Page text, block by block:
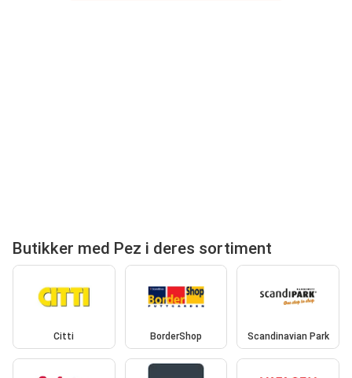
Butikker med Pez i deres sortiment
Citti BorderShop Scandinavian Park